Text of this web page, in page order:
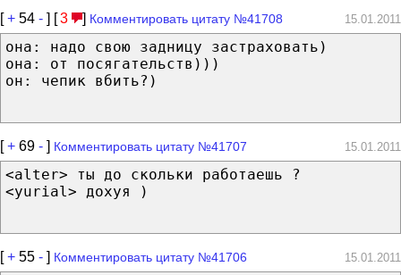
[+ 54 - ] [3 ] Комментировать цитату №41708 15.01.2011
она: надо свою задницу застраховать)
она: от посягательств)))
он: чепик вбить?)
[+ 69 - ] Комментировать цитату №41707 15.01.2011
<alter> ты до скольки работаешь ?
<yurial> дохуя )
[+ 55 - ] Комментировать цитату №41706 15.01.2011